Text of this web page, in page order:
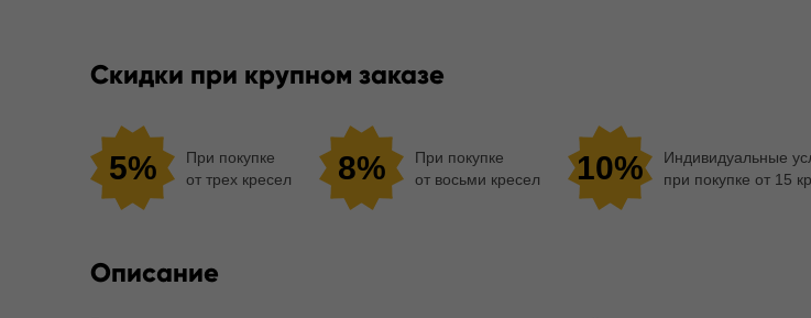
Скидки при крупном заказе
5%
При покупке
от трех кресел
8%
При покупке
от восьми кресел
10%
Индивидуальные
при покупке от 15
Описание